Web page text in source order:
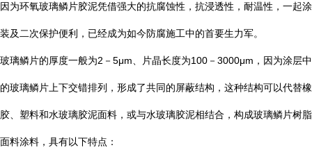
因为环氧玻璃鳞片胶泥凭借强大的抗腐蚀性，抗浸透性，耐温性，一起涂
装及二次保护便利，已经成为如今防腐施工中的首要生力军。
玻璃鳞片的厚度一般为2 － 5μm 、片晶长度为100 － 3000μm ，因为涂层中
的玻璃鳞片上下交错排列，形成了共同的屏蔽结构，这种结构可以代替橡
胶、塑料和水玻璃胶泥面料，或与水玻璃胶泥相结合，构成玻璃鳞片树脂
面料涂料，具有以下特点：